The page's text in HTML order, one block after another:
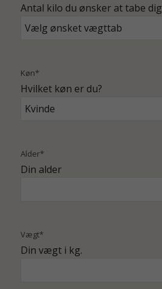
Antal kilo du ønsker at tabe dig
Køn*
Hvilket køn er du?
Alder*
Din alder
Vægt*
Din vægt i kg.